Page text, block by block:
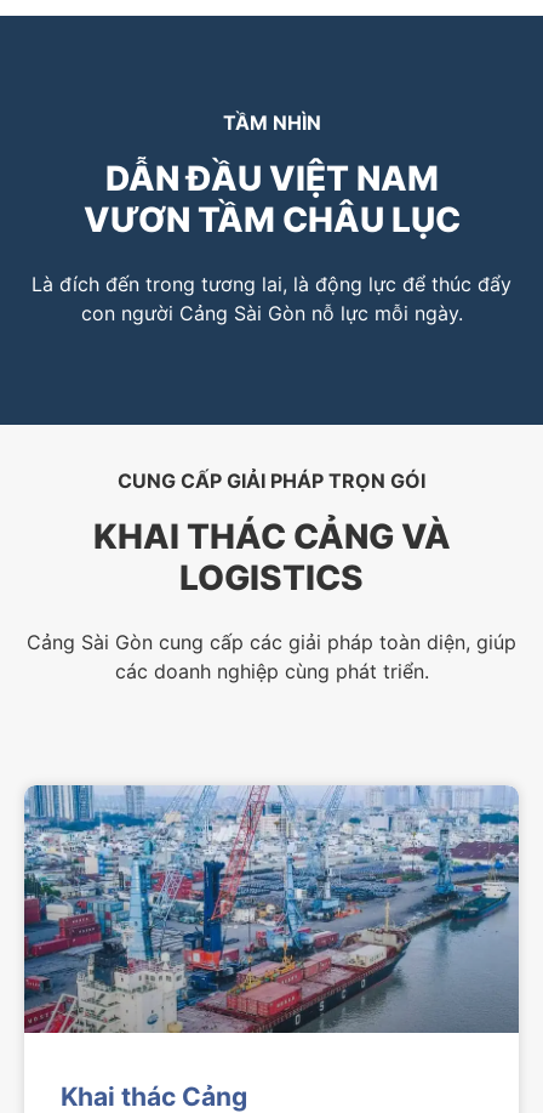
TẦM NHÌN
DẪN ĐẦU VIỆT NAM
VƯƠN TẦM CHÂU LỤC
Là đích đến trong tương lai, là động lực để thúc đẩy
con người Cảng Sài Gòn nỗ lực mỗi ngày.
CUNG CẤP GIẢI PHÁP TRỌN GÓI
KHAI THÁC CẢNG VÀ
LOGISTICS
Cảng Sài Gòn cung cấp các giải pháp toàn diện, giúp
các doanh nghiệp cùng phát triển.
Khai thác Cảng